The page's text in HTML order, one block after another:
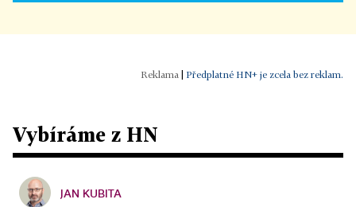
Předplatné HN+ je zcela bez reklam.
Vybíráme z HN
JAN KUBITA